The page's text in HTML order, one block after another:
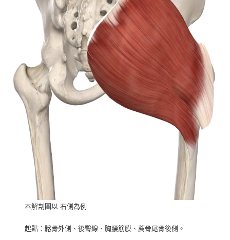
本解剖圖以 右側為例
起點：髂骨外側、後臀線、胸腰筋膜、薦骨尾骨後側。